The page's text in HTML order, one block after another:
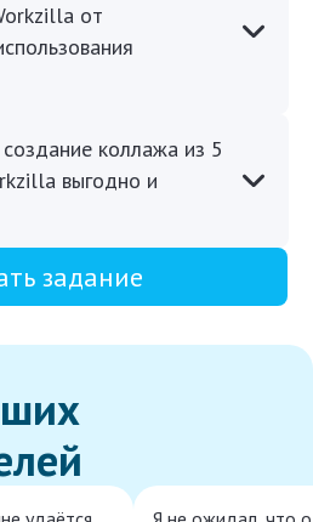
от
коллажа из 5
выгодно и
задание